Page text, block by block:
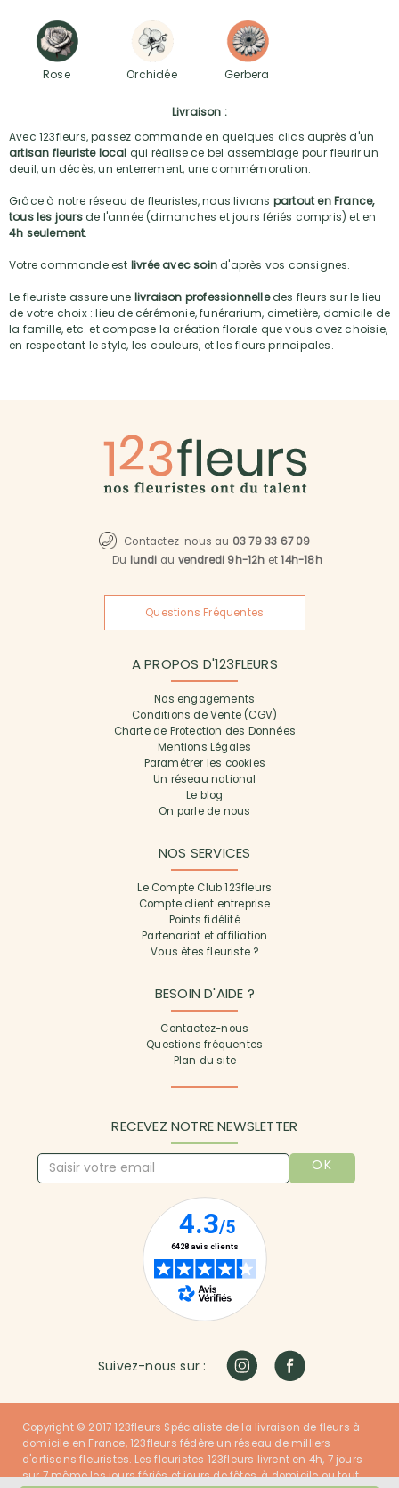
Rose Orchidée Gerbera
Livraison :
Avec 123fleurs, passez commande en quelques clics auprès d'un
artisan fleuriste local qui réalise ce bel assemblage pour fleurir un
deuil, un décès, un enterrement, une commémoration.
Grâce à notre réseau de fleuristes, nous livrons partout en France,
tous les joursde l'année (dimanches et jours fériés compris) et en
4h seulement.
Votre commande est livrée avec soind'après vos consignes.
Le fleuriste assure une livraison professionnelledes fleurs sur le lieu
de votre choix : lieu de cérémonie, funérarium, cimetière, domicile de
la famille, etc. et compose la création florale que vous avez choisie,
en respectant le style, les couleurs, et les fleurs principales.
Contactez-nous au 03 79 33 67 09
Du lundi au vendredi 9h-12h et14h-18h
Questions Fréquentes
A PROPOS D'123FLEURS
Nos engagements
Conditions de Vente (CGV)
Charte de Protection des Données
Mentions Légales
Paramétrer les cookies
Un réseau national
Le blog
On parle de nous
NOS SERVICES
Le Compte Club 123fleurs
Compte client entreprise
Points fidélité
Partenariat et affiliation
Vous êtes fleuriste ?
BESOIN D'AIDE ?
Contactez-nous
Questions fréquentes
Plan du site
RECEVEZ NOTRE NEWSLETTER
OK
Suivez-nous sur :
Copyright © 2017 123fleurs Spécialiste de la livraison de fleurs à
domicile en France, 123fleurs fédère un réseau de milliers
d'artisans fleuristes. Les fleuristes 123fleurs livrent en 4h, 7 jours
sur 7 même les jours fériés et jours de fêtes, à domicile ou tout